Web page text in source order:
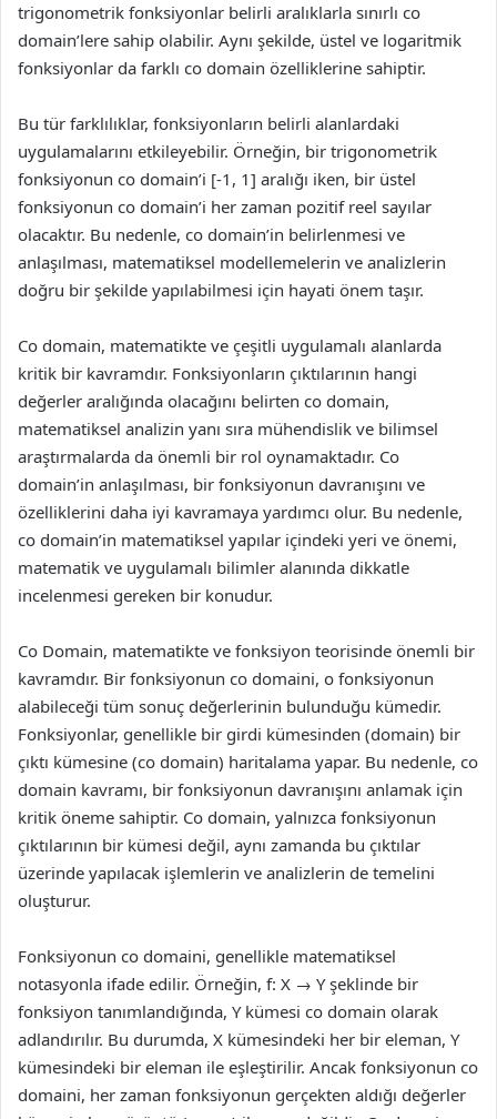
trigonometrik fonksiyonlar belirli aralıklarla sınırlı co
domain’lere sahip olabilir. Aynı şekilde, üstel ve logaritmik
fonksiyonlar da farklı co domain özelliklerine sahiptir.
Bu tür farklılıklar, fonksiyonların belirli alanlardaki
uygulamalarını etkileyebilir. Örneğin, bir trigonometrik
fonksiyonun co domain’i [-1, 1] aralığı iken, bir üstel
fonksiyonun co domain’i her zaman pozitif reel sayılar
olacaktır. Bu nedenle, co domain’in belirlenmesi ve
anlaşılması, matematiksel modellemelerin ve analizlerin
doğru bir şekilde yapılabilmesi için hayati önem taşır.
Co domain, matematikte ve çeşitli uygulamalı alanlarda
kritik bir kavramdır. Fonksiyonların çıktılarının hangi
değerler aralığında olacağını belirten co domain,
matematiksel analizin yanı sıra mühendislik ve bilimsel
araştırmalarda da önemli bir rol oynamaktadır. Co
domain’in anlaşılması, bir fonksiyonun davranışını ve
özelliklerini daha iyi kavramaya yardımcı olur. Bu nedenle,
co domain’in matematiksel yapılar içindeki yeri ve önemi,
matematik ve uygulamalı bilimler alanında dikkatle
incelenmesi gereken bir konudur.
Co Domain, matematikte ve fonksiyon teorisinde önemli bir
kavramdır. Bir fonksiyonun co domaini, o fonksiyonun
alabileceği tüm sonuç değerlerinin bulunduğu kümedir.
Fonksiyonlar, genellikle bir girdi kümesinden (domain) bir
çıktı kümesine (co domain) haritalama yapar. Bu nedenle, co
domain kavramı, bir fonksiyonun davranışını anlamak için
kritik öneme sahiptir. Co domain, yalnızca fonksiyonun
çıktılarının bir kümesi değil, aynı zamanda bu çıktılar
üzerinde yapılacak işlemlerin ve analizlerin de temelini
oluşturur.
Fonksiyonun co domaini, genellikle matematiksel
notasyonla ifade edilir. Örneğin, f: X → Y şeklinde bir
fonksiyon tanımlandığında, Y kümesi co domain olarak
adlandırılır. Bu durumda, X kümesindeki her bir eleman, Y
kümesindeki bir eleman ile eşleştirilir. Ancak fonksiyonun co
domaini, her zaman fonksiyonun gerçekten aldığı değerler